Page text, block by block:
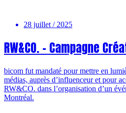
28 juillet / 2025
RW&CO. – Campagne
bicom fut mandaté pour mettre en
médias, auprès d’influenceur et pour
RW&CO. dans l’organisation d’un
Montréal.